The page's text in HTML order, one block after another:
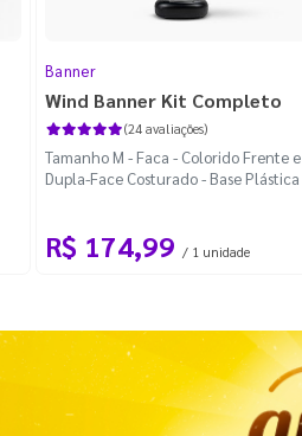
Banner
Wind Banner Kit Completo
(24 avaliações)
Tamanho M - Faca - Colorido Frente e
Dupla-Face Costurado - Base
R$ 174,99 / 1 unidade